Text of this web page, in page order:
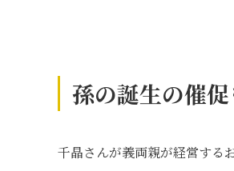
孫の誕生の催
千晶さんが義両親が経営する